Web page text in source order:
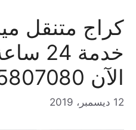
كراج متنقل
خدمة
الآن 65807080
12 ديسمبر، 2019